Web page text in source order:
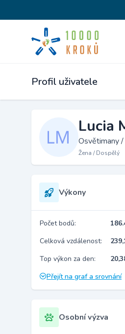
Profil uživatele
Lucia
Osvětimany
Žena / Dospělý
Výkony
Počet bodů:
Celková vzdálenost:
Top výkon za den:
Přejít na graf a srovnání
Osobní výzva